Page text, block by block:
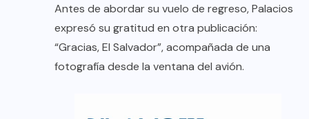
Antes de abordar su vuelo de regreso, Palacios
expresó su gratitud en otra publicación:
“Gracias, El Salvador”, acompañada de una
fotografía desde la ventana del avión.